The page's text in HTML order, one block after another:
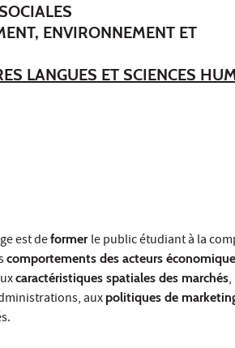
ENVIRONNEMENT ET
LANGUES ET SCIENCES
est deformer le public étudiant à la
comportements des acteurs
caractéristiques spatiales des marchés,
aux politiques de